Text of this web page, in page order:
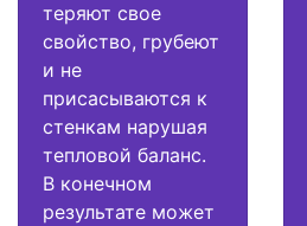
теряют свое
свойство, грубеют
и не
присасываются к
стенкам нарушая
тепловой баланс.
В конечном
результате может